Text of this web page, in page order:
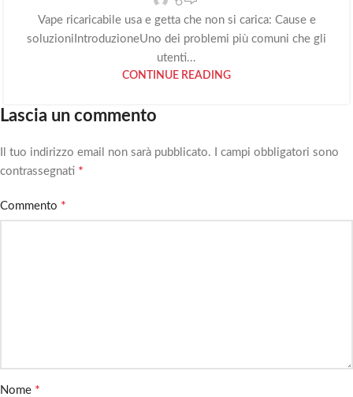
Vape ricaricabile usa e getta che non si carica: Cause e
soluzioniIntroduzioneUno dei problemi più comuni che gli
utenti...
CONTINUE READING
Lascia un commento
Il tuo indirizzo email non sarà pubblicato.
I campi obbligatori sono
contrassegnati *
Commento *
Nome *